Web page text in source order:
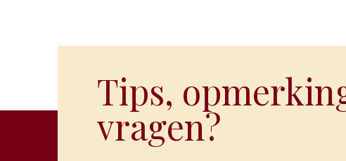
Tips,
vragen?